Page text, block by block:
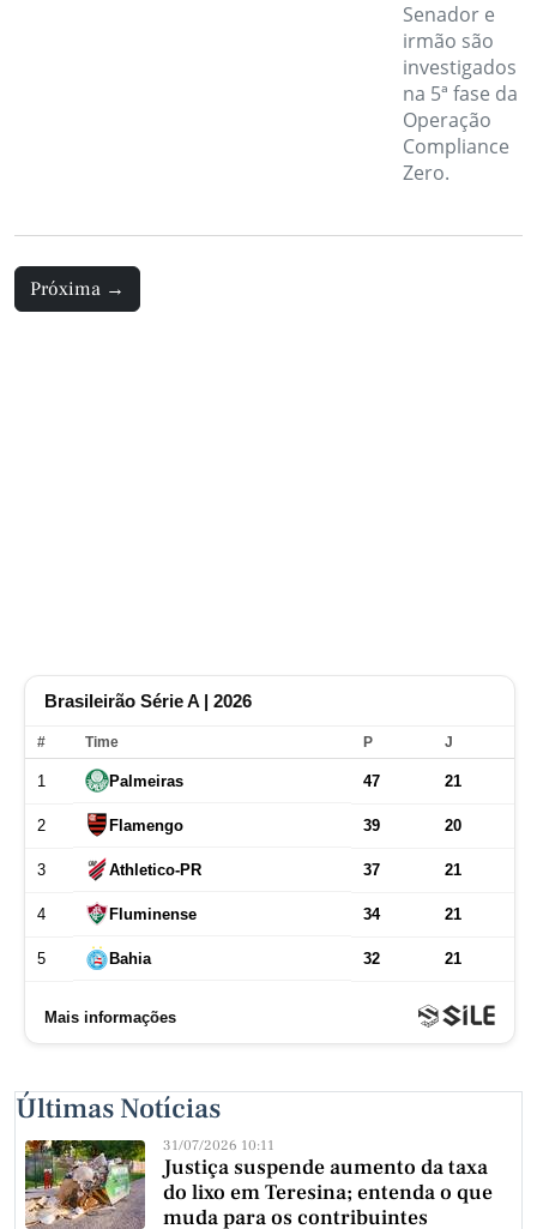
Senador e
irmão são
investigados
na 5ª fase da
Operação
Compliance
Zero.
Próxima →
Últimas Notícias
31/07/2026 10:11
Justiça suspende aumento da taxa
do lixo em Teresina; entenda o que
muda para os contribuintes